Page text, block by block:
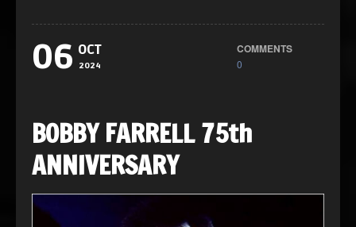
06 OCT
2024
COMMENTS
0
BOBBY FARRELL 75th
ANNIVERSARY